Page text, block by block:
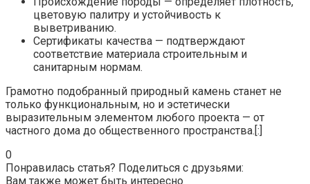
цветовую палитру и устойчивость к
выветриванию.
Сертификаты качества — подтверждают
соответствие материала строительным и
санитарным нормам.
Грамотно подобранный природный камень станет не
только функциональным, но и эстетически
выразительным элементом любого проекта — от
частного дома до общественного пространства.[:]
0
Понравилась статья? Поделиться с друзьями:
Вам также может быть интересно